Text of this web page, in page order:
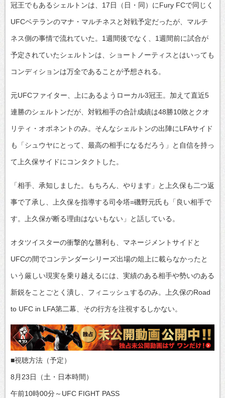
冠王でもあるシェルトンは、17日（日・同）にFury FCで同じく
UFCベテランのマナ・マルチネスと対戦予定だったが、マルチ
ネス側の事情で流れていた。1週間後でなく、1週間前に試合が
予定されていたシェルトンは、ショートノーティスとはいっても
コンディションは万全であることが予想される。
元UFCファイター、上にあるようローカル3冠王。加えて直近5
連勝のシェルトンだが、対戦相手の合計成績は48勝10敗とクオ
リティ・オポネントのみ。そんなシェルトンの出陣にLFAサイド
も「シュウヤにとって、最高の相手になるだろう」と自信を持っ
て上久保サイドにコンタクトした。
「相手、承知しました。もちろん、やります」と上久保も二つ返
事で了承し、上久保を指導する司令塔=磯野元氏も「良い相手で
す。上久保が断る理由はないもない」と話している。
オタツイスターの衝撃的な勝利も、マネージメントサイドと
UFCの間でコンテンダーシリーズ出場の俎上に載らなかったと
いう厳しい現実を乗り越えるには、実績のある相手や勢いのある
新鋭をことごとく潰し、フィニッシュするのみ。上久保のRoad
to UFC in LFA第二幕、その行方を注視するしかない。
■視聴方法（予定）
8月23日（土・日本時間）
午前10時00分～UFC FIGHT PASS